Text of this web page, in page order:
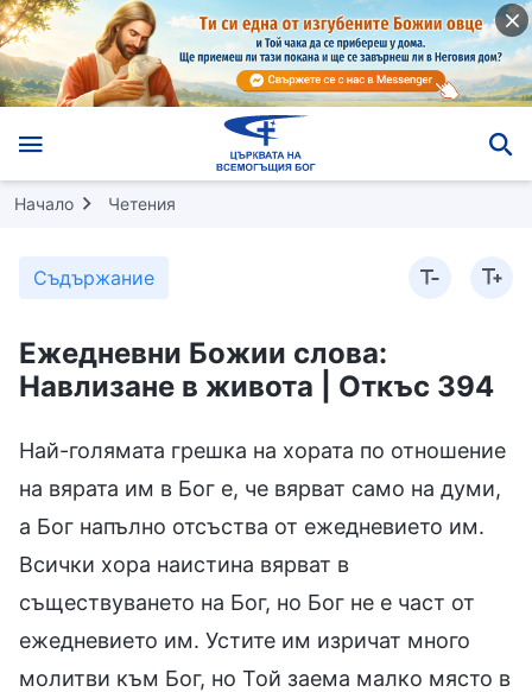
Начало Четения
Съдържание
Ежедневни Божии слова:
Навлизане в живота | Откъс 394
Най-голямата грешка на хората по отношение
на вярата им в Бог е, че вярват само на думи,
а Бог напълно отсъства от ежедневието им.
Всички хора наистина вярват в
съществуването на Бог, но Бог не е част от
ежедневието им. Устите им изричат много
молитви към Бог, но Той заема малко място в